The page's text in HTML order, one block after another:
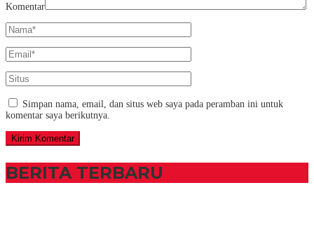
Komentar
Simpan nama, email, dan situs web saya pada peramban ini untuk
komentar saya berikutnya.
BERITA TERBARU